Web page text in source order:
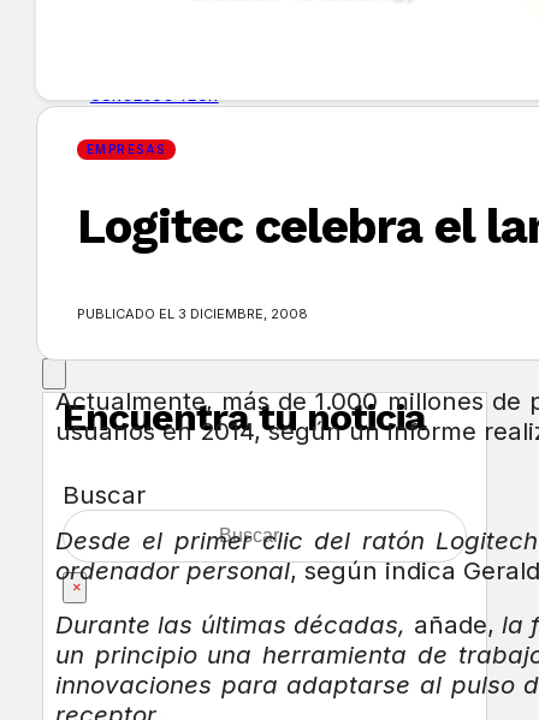
MERCADOS Y TENDENCIAS
EVENTOS
Encuentra tu noticia
Buscar
×
EMPRESAS
Logitec celebra el
PUBLICADO EL 3 DICIEMBRE, 2008
Actualmente, más de 1.000 millones
usuarios en 2014, según un informe
Desde el primer clic del ratón
ordenador personal, según indica
Durante las últimas décadas, añade,la
un principio una herramienta de
innovaciones para adaptarse al pulso